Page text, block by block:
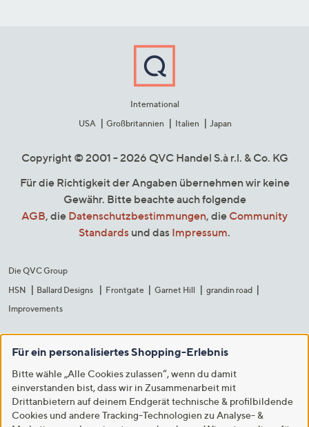
International
USA
Großbritannien Italien Japan
Copyright © 2001 - 2026 QVC Handel S.à r.l. & Co. KG
Für die Richtigkeit der Angaben übernehmen wir keine
Gewähr. Bitte beachte auch folgende
AGB, die Datenschutzbestimmungen, die Community
Standards und das Impressum.
Die QVC Group
HSN
Ballard Designs Frontgate Garnet Hill
grandin road
Improvements
Für ein personalisiertes Shopping-Erlebnis
Bitte wähle „Alle Cookies zulassen“, wenn du damit
einverstanden bist, dass wir in Zusammenarbeit mit
Drittanbietern auf deinem Endgerät technische & profilbildende
Cookies und andere Tracking-Technologien zu Analyse- &